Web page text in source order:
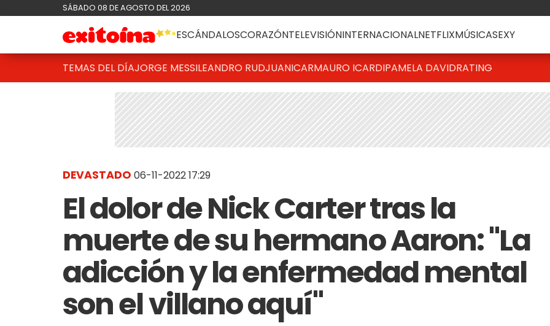
SÁBADO 08 DE AGOSTO DEL 2026
ESCÁNDALOSCORAZÓNTELEVISIÓNINTERNACIONALNETFLIXMÚSICASEXY
TEMAS DEL DÍAJORGE MESSILEANDRO RUDJUANICARMAURO ICARDIPAMELA DAVIDRATING
DEVASTADO 06-11-2022 17:29
El dolor de Nick Carter tras la
muerte de su hermano Aaron: "La
adicción y la enfermedad mental
son el villano aquí"